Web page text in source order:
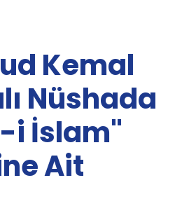
Kemal
Nüshada
i İslam"
Ait